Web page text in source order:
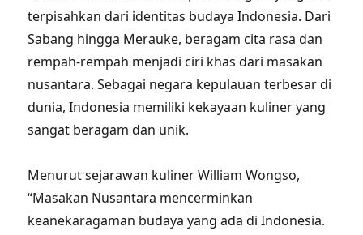
terpisahkan dari identitas budaya Indonesia. Dari
Sabang hingga Merauke, beragam cita rasa dan
rempah-rempah menjadi ciri khas dari masakan
nusantara. Sebagai negara kepulauan terbesar di
dunia, Indonesia memiliki kekayaan kuliner yang
sangat beragam dan unik.
Menurut sejarawan kuliner William Wongso,
“Masakan Nusantara mencerminkan
keanekaragaman budaya yang ada di Indonesia.